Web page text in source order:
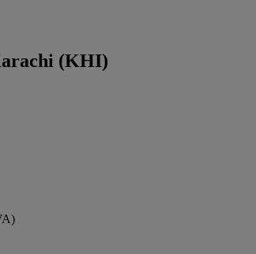
(KHI)